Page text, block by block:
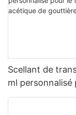
Scellant de
ml personnalisé
en silicone